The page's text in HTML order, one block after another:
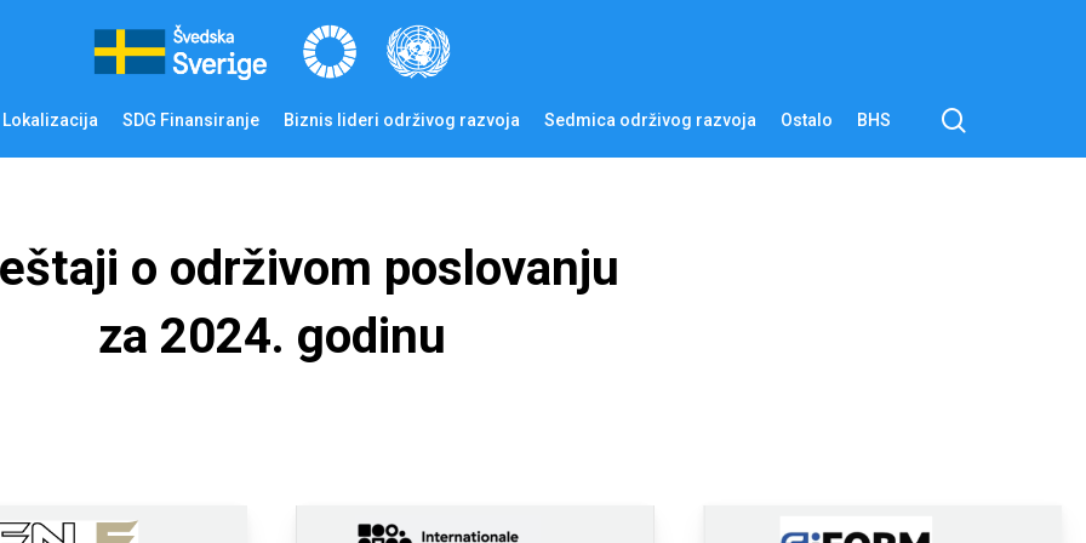
Lokalizacija SDG Finansiranje Biznis lideri održivog razvoja Sedmica održivog razvoja Ostalo BHS
o održivom poslovanju
za 2024. godinu